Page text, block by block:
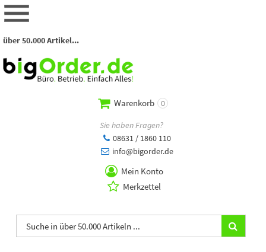
über 50.000 Artikel...
Warenkorb 0
Sie haben Fragen?
08631 / 1860 110
info@bigorder.de
Mein Konto
Merkzettel